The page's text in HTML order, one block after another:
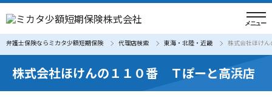
弁護士保険ならミカタ少額短期保険 代理店検索 東海・北陸・近畿 株式会社ほけ
株式会社ほけんの１１０番 Ｔぽーと高浜店